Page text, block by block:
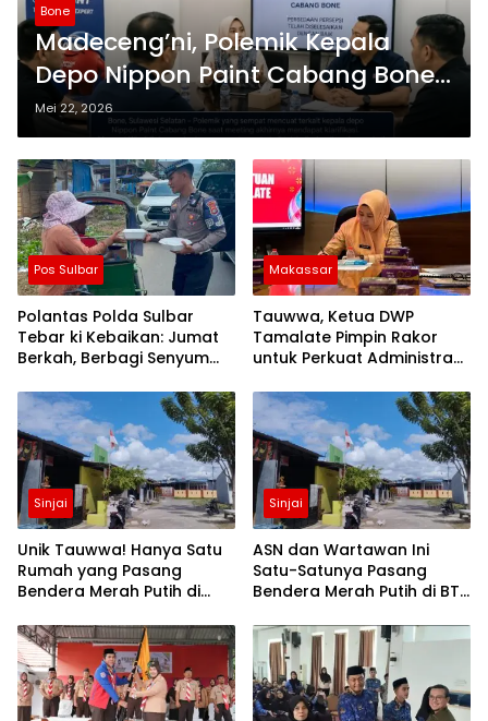
Bone
Madeceng’ni, Polemik Kepala
Depo Nippon Paint Cabang Bone
Saat Meeting, Windi Sekar:
Perbedaan Persepsi Telah
Diselesaikan Dengan Baik
Mei 22, 2026
Pos Sulbar
Polantas Polda Sulbar
Tebar ki Kebaikan: Jumat
Berkah, Berbagi Senyum
Makassar
Tauwwa, Ketua DWP
Tamalate Pimpin Rakor
untuk Perkuat Administrasi
Sinjai
Unik Tauwwa! Hanya Satu
Rumah yang Pasang
Bendera Merah Putih di
Sinjai
Sinjai
ASN dan Wartawan Ini
Satu-Satunya Pasang
Bendera Merah Putih di BTN